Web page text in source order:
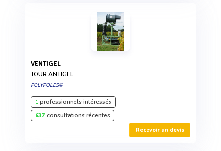
VENTIGEL
TOUR ANTIGEL
POLYPOLES®
1professionnels intéressés
637consultations récentes
Recevoir un devis